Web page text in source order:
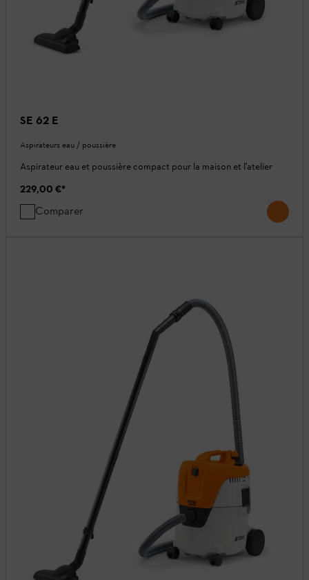
SE 62 E
Aspirateurs eau / poussière
Aspirateur eau et poussière compact pour la maison et l'atelier
229,00 €*
Comparer